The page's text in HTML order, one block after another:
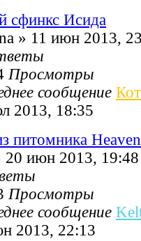
сфинкс Исида
» 11 июн 2013,
Просмотры
сообщение
2013, 18:35
питомника
20 июн 2013, 19:48
Просмотры
сообщение
2013, 22:13